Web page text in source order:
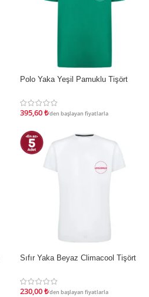
İNDIRIM
Polo Yaka Yeşil Pamuklu Tişört
395,60₺'den başlayan fiyatlarla
İNDIRIM
Sıfır Yaka Beyaz Climacool Tişört
230,00₺'den başlayan fiyatlarla